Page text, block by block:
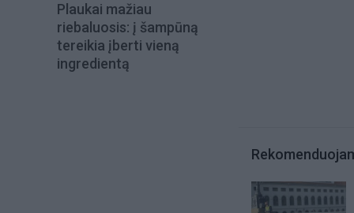
Plaukai mažiau
riebaluosis: į šampūną
tereikia įberti vieną
ingredientą